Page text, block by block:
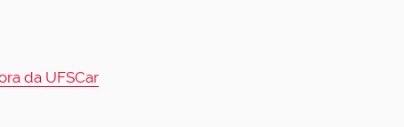
da UFSCar